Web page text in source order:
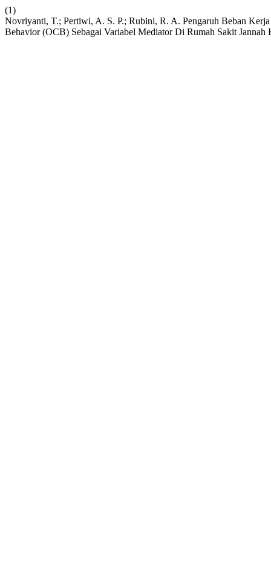
(1)
Novriyanti, T.; Pertiwi, A. S. P.; Rubini, R. A. Pengaruh Beban
Behavior (OCB) Sebagai Variabel Mediator Di Rumah Sakit Jannah